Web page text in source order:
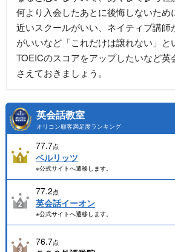
何より入会したあとに後悔しないため
近いスクールがいい、ネイティブ講師
がいいなど「これだけは譲れない」と
TOEICのスコアをアップしたいなど英
さえておきましょう。
英会話教室
オリコン顧客満足度ランキング
77.7点
ベルリッツ
※公式サイトへ遷移します。
77.2点
英会話イーオン
※公式サイトへ遷移します。
76.7点